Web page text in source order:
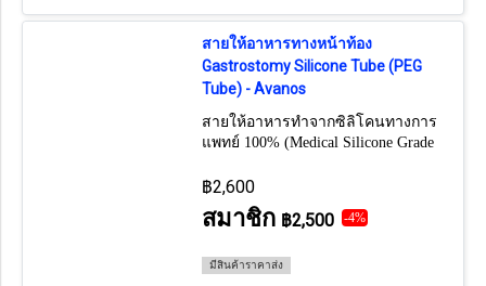
สายให้อาหารทางหน้าท้อง
Gastrostomy Silicone Tube (PEG
Tube) - Avanos
สายให้อาหารทำจากซิลิโคนทางการ
แพทย์ 100% (Medical Silicone Grade
เดือน)
฿2,600
สมาชิก ฿2,500 -4%
มีสินค้าราคาส่ง